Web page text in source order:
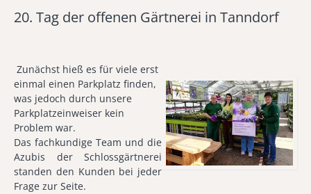
Flora & Fauna
20. Tag der offenen Gärtnerei in Tanndorf
Zunächst hieß es für viele erst
einmal einen Parkplatz finden,
was jedoch durch unsere
Parkplatzeinweiser kein
Problem war.
Das fachkundige Team und die
Azubis der Schlossgärtnerei
standen den Kunden bei jeder
Frage zur Seite.